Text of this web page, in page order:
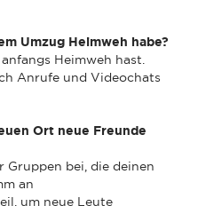
Umzug Heimweh habe?
Heimweh hast.
Anrufe und Videochats
Ort neue Freunde
bei, die deinen
an
um neue Leute